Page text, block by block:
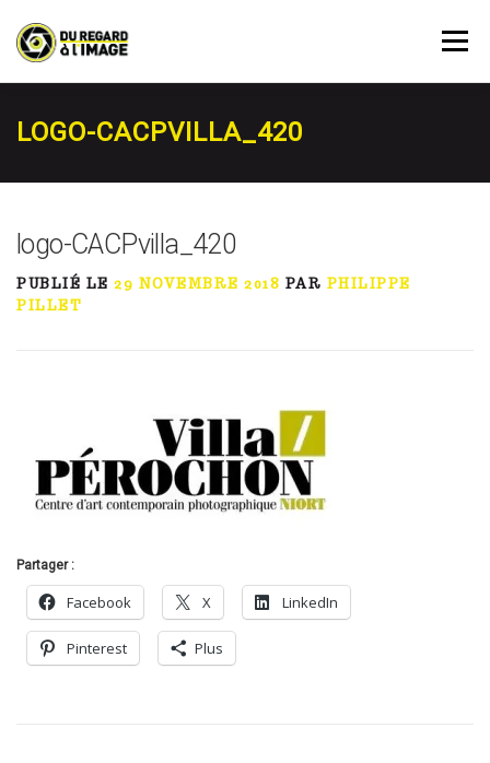
contenu
Menu
PRESTATIONS AGENDA
CONTACT
LOGO-CACPVILLA_420
logo-CACPvilla_420
PUBLIÉ LE 29 NOVEMBRE 2018 PAR PHILIPPE
PILLET
Partager :
Facebook X LinkedIn
Pinterest Plus